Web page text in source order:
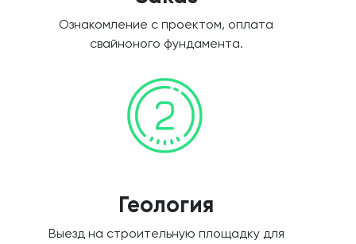
Ознакомление с проектом, оплата
свайноного фундамента.
Геология
Выезд на строительную площадку для